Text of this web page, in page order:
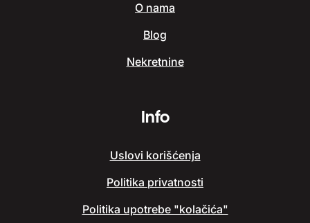
O nama
Blog
Nekretnine
Info
Uslovi korišćenja
Politika privatnosti
Politika upotrebe "kolačića"